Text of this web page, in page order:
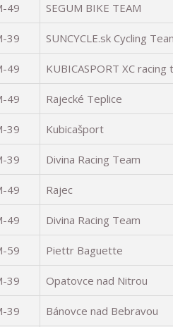
49 SEGUM BIKE TEAM
39 SUNCYCLE.sk Cycling
49 KUBICASPORT XC racing
49 Rajecké Teplice
39 Kubicašport
39 Divina Racing Team
49 Rajec
49 Divina Racing Team
59 Piettr Baguette
39 Opatovce nad Nitrou
39 Bánovce nad Bebravou